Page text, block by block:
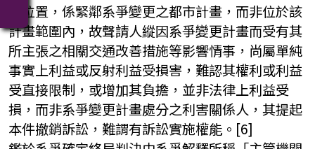
物位置，係緊鄰系爭變更之都市計畫，而非位於該
計畫範圍內，故聲請人縱因系爭變更計畫而受有其
所主張之相關交通改善措施等影響情事，尚屬單純
事實上利益或反射利益受損害，難認其權利或利益
受直接限制，或增加其負擔，並非法律上利益受
損，而非系爭變更計畫處分之利害關係人，其提起
本件撤銷訴訟，難謂有訴訟實施權能。[6]